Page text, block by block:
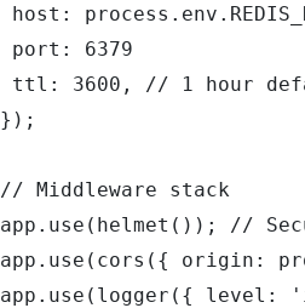
host:
port: 6379
ttl: 3600, // 1 hour
});
// Middleware stack
app.use(helmet()); //
app.use(cors({ origin:
app.use(logger({